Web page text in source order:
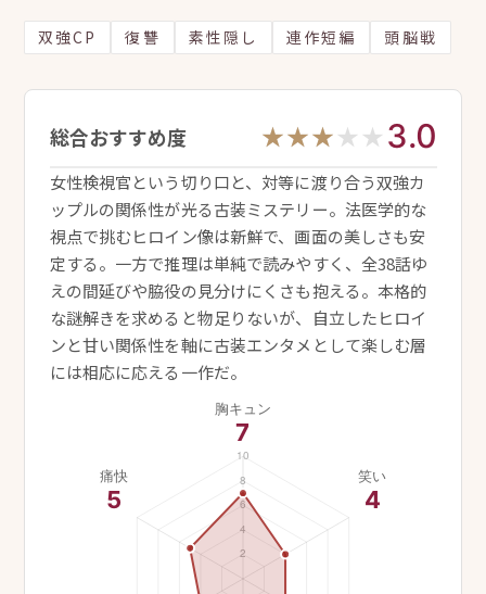
双強CP 復讐 素性隠し 連作短編 頭脳戦
総合おすすめ度 ★★★★★
★★★★★ 3.0
女性検視官という切り口と、対等に渡り合う双強カ
ップルの関係性が光る古装ミステリー。法医学的な
視点で挑むヒロイン像は新鮮で、画面の美しさも安
定する。一方で推理は単純で読みやすく、全38話ゆ
えの間延びや脇役の見分けにくさも抱える。本格的
な謎解きを求めると物足りないが、自立したヒロイ
ンと甘い関係性を軸に古装エンタメとして楽しむ層
には相応に応える一作だ。